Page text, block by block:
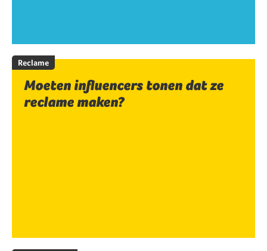
Reclame
Moeten influencers tonen dat ze
reclame maken?